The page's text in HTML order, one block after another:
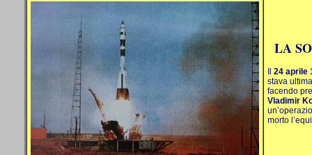
LA
24 aprile
stava
facendo
Vladimir
morto